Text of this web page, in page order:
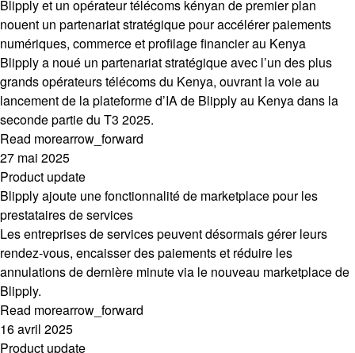
Blipply et un opérateur télécoms kényan de premier plan
nouent un partenariat stratégique pour accélérer paiements
numériques, commerce et profilage financier au Kenya
Blipply a noué un partenariat stratégique avec l’un des plus
grands opérateurs télécoms du Kenya, ouvrant la voie au
lancement de la plateforme d’IA de Blipply au Kenya dans la
seconde partie du T3 2025.
Read morearrow_forward
27 mai 2025
Product update
Blipply ajoute une fonctionnalité de marketplace pour les
prestataires de services
Les entreprises de services peuvent désormais gérer leurs
rendez-vous, encaisser des paiements et réduire les
annulations de dernière minute via le nouveau marketplace de
Blipply.
Read morearrow_forward
16 avril 2025
Product update